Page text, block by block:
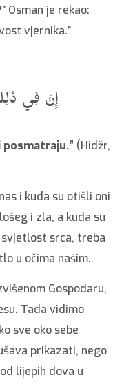
Osman je rekao:
vjernika.”
إِنَّ فِي
posmatraju.” (Hidžr,
i kuda su otišli oni
i zla, a kuda su
srca, treba
u očima našim.
Gospodaru,
Tada vidimo
sve oko sebe
prikazati, nego
lijepih dova u